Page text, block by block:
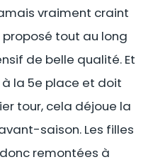
vraiment craint
tout au long
de belle qualité. Et
à la 5e place et doit
tour, cela déjoue la
saison. Les filles
remontées à